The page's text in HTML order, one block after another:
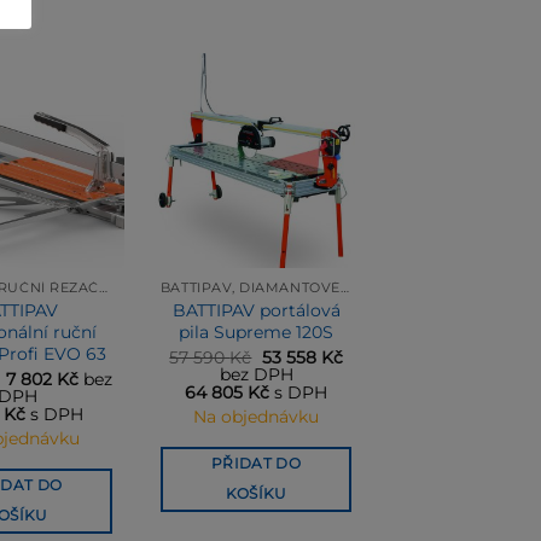
BATTIPAV RUČNÍ ŘEZAČKY OBKLADŮ A DLAŽEB
ruční
EVO 63
Původní
cena
byla:
8 390 Kč.
7 802 KčAktuální
je:
bez
DPH
Kč s DPH
DO
BATTIPAV, DIAMANTOVÉ PILY, RUČNÍ ŘEZAČKY OBKLADŮ A DLAŽEB
BATTIPAV portálová
pila Supreme 120S
57 590Kč Původní
cena
byla:
57 590 Kč.
53 558 KčAktuální
bez DPH
64 805 Kč s DPH
Na objednávku
PŘIDAT DO
KOŠÍKU